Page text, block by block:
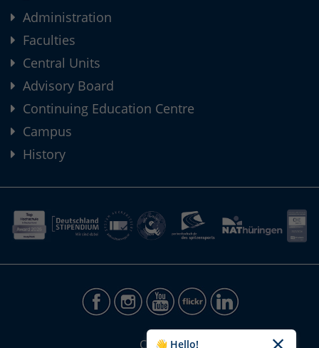
Administration
Faculties
Central Units
Advisory Board
Continuing Education Centre
Campus
History
CONTACT
👋 Hello!